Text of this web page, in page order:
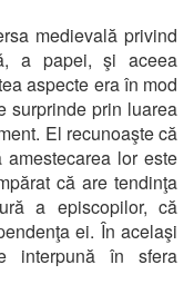
medievală privind
a papei, şi aceea
aspecte era în mod
surprinde prin luarea
El recunoaşte că
lor este
că are tendinţa
a episcopilor, că
ei. În acelaşi
interpună în sfera